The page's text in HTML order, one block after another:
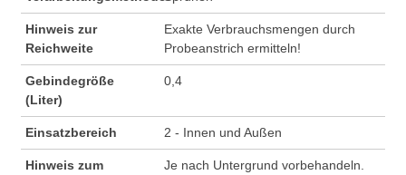
Hinweis zur
Reichweite
Exakte Verbrauchsmengen durch
Probeanstrich ermitteln!
Gebindegröße
(Liter)
0,4
Einsatzbereich 2 - Innen und Außen
Hinweis zum
Je nach Untergrund vorbehandeln.